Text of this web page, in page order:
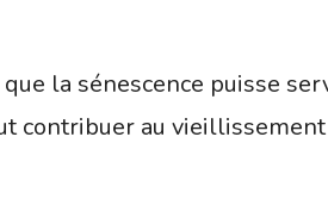
la sénescence puisse
contribuer au